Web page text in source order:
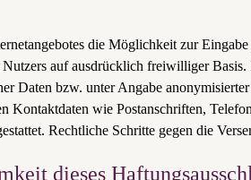
die Möglichkeit zur
Nutzers auf ausdrücklich freiwilliger
Daten bzw. unter Angabe
Kontaktdaten wie Postanschriften,
Rechtliche Schritte gegen die
dieses